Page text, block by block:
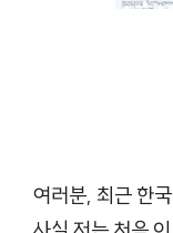
여러분, 최근 한